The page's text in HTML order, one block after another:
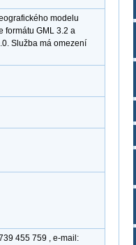
modelu
formátu GML 3.2 a
Služba má omezení
455 759 , e-mail: